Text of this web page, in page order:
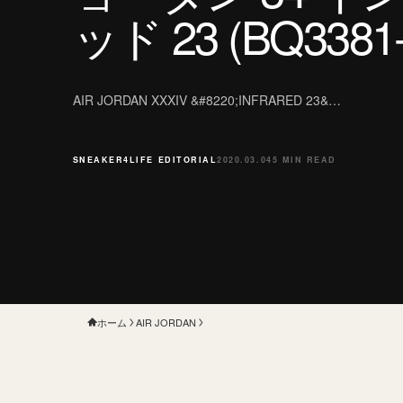
ッド 23
AIR JORDAN XXXIV &#8220;INFRARED 23&…
SNEAKER4LIFE EDITORIAL2020.03.045 MIN READ
ホーム AIR JORDAN